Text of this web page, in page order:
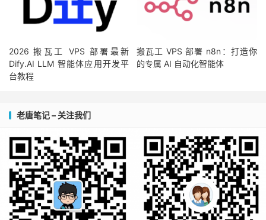
2026 搬瓦工 VPS 部署最新
Dify.AI LLM 智能体应用开发平
台教程
搬瓦工 VPS 部署 n8n：打造你
的专属 AI 自动化智能体
老唐笔记 – 关注我们